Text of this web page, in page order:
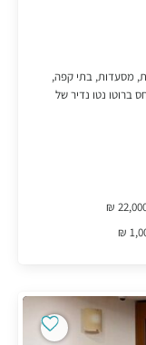
מסעדות, בתי קפה,
/ מכירה .. של 192 מ"ר, יחס ברוטו נטו נדיר של